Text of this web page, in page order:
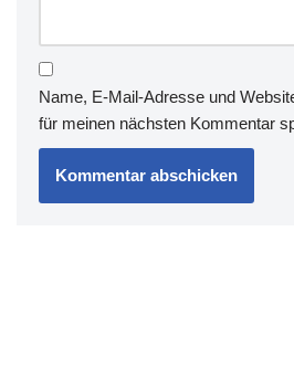
Name, E-Mail-Adresse und
für meinen nächsten Kommentar